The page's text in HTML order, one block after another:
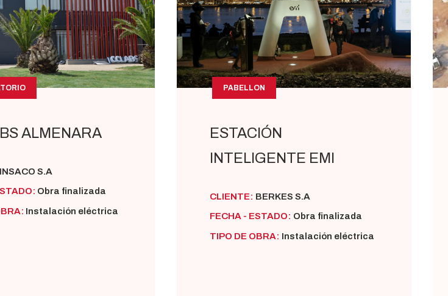
ALMENARA
INSACO S.A
Obra finalizada
Instalación eléctrica
PABELLON
ESTACIÓN
INTELIGENTE EMI
CLIENTE: BERKES S.A
FECHA - ESTADO: Obra finalizada
TIPO DE OBRA: Instalación eléctrica